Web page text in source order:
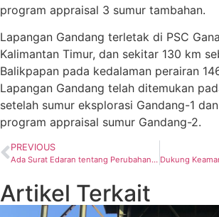
program appraisal 3 sumur tambahan.
Lapangan Gandang terletak di PSC
Kalimantan Timur, dan sekitar 130 km
Balikpapan pada kedalaman perairan
Lapangan Gandang telah ditemukan
setelah sumur eksplorasi Gandang-1
program appraisal sumur Gandang-2.
PREVIOUS
Ada Surat Edaran tentang Perubahan Kedua Juklak Pengadaan Barang/Jasa
Artikel Terkait